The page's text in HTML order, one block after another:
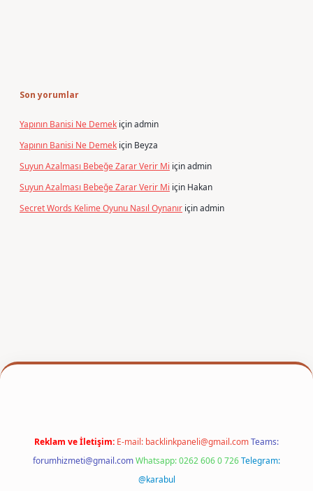
Son yorumlar
Yapının Banisi Ne Demek içinadmin
Yapının Banisi Ne Demek için Beyza
Suyun Azalması Bebeğe Zarar Verir Mi içinadmin
Suyun Azalması Bebeğe Zarar Verir Mi için Hakan
Secret Words Kelime Oyunu Nasıl Oynanır içinadmin
Reklam ve İletişim: E-mail: backlinkpaneli@gmail.comTeams:
forumhizmeti@gmail.comWhatsapp: 0262 606 0 726Telegram:
@karabul